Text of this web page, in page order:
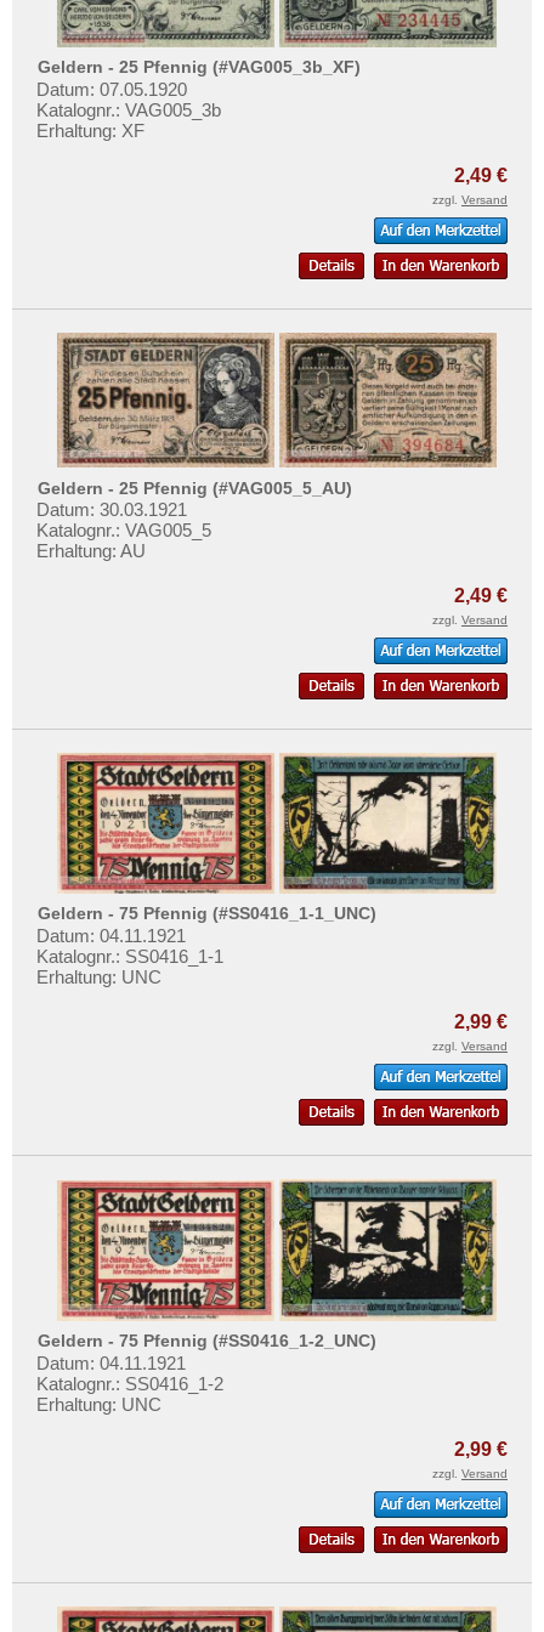
Gladbeck
Glashütte
Glatz
Glauchau
Gnoien
Goch
Godesberg
Goldberg (MS/MV)
Gollnow
Golpa
Gonsenheim
Graal
Grabow
Gräfenhainichen
Gräfenroda
Gräfenthal
Gransee
Greifenstein
Greiffenberg
Grömitz
Groß Nordende
Groß-Flottbeck
Groß-Poritsch
Groß-Salze
Groß-Wirschleben
Großbreitenbach
Grünberg (Schlesien)
Testbanknoten
Banknotenbriefe
Kataloge
Aufbewahrung
Informationen
Preislisten
Ankauf
Erhaltungsgrade
Gratisbanknoten
FAQ
Mehr über...
Impressum
Geldern - 25 Pfennig (#VAG005_3b_XF)
Datum: 07.05.1920
Katalognr.: VAG005_3b
Erhaltung: XF
2,49 €
zzgl. Versand
Geldern - 25 Pfennig (#VAG005_5_AU)
Datum: 30.03.1921
Katalognr.: VAG005_5
Erhaltung: AU
2,49 €
zzgl. Versand
Geldern - 75 Pfennig (#SS0416_1-1_UNC)
Datum: 04.11.1921
Katalognr.: SS0416_1-1
Erhaltung: UNC
2,99 €
zzgl. Versand
Geldern - 75 Pfennig (#SS0416_1-2_UNC)
Datum: 04.11.1921
Katalognr.: SS0416_1-2
Erhaltung: UNC
2,99 €
zzgl. Versand